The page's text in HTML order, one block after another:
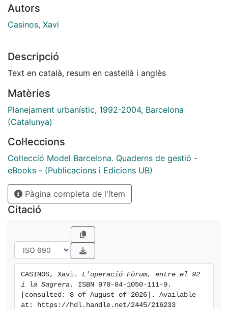
Autors
Casinos, Xavi
Descripció
Text en català, resum en castellà i anglès
Matèries
Planejament urbanístic, 1992-2004, Barcelona
(Catalunya)
Col·leccions
Col·lecció Model Barcelona. Quaderns de gestió -
eBooks - (Publicacions i Edicions UB)
Pàgina completa de l'ítem
Citació
CASINOS, Xavi. L'operació Fòrum, entre el 92
i la Sagrera.
ISBN 978-84-1050-111-9.
[consulted: 8 of August of 2026]. Available
at: https://hdl.handle.net/2445/216233